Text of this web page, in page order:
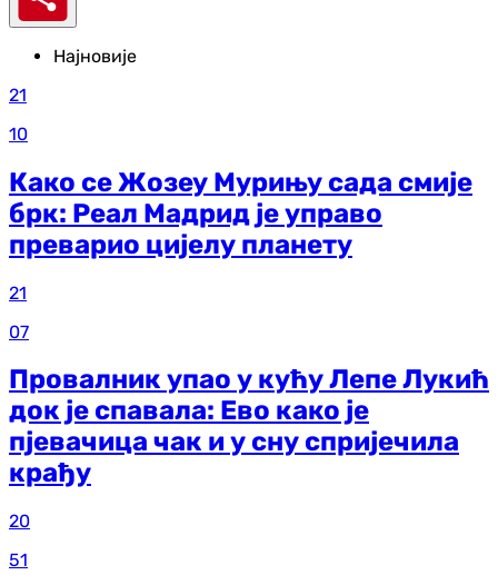
Најновије
21
10
Како се Жозеу Мурињу сада смије
брк: Реал Мадрид је управо
преварио цијелу планету
21
07
Провалник упао у кућу Лепе Лукић
док је спавала: Ево како је
пјевачица чак и у сну спријечила
крађу
20
51